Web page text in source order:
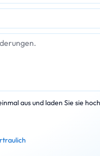
aus und laden Sie sie